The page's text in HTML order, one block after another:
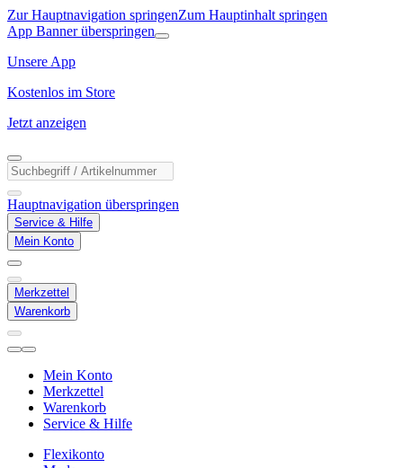
Zur Hauptnavigation springenZum Hauptinhalt springen
App Banner überspringen
Unsere App
Kostenlos im Store
Jetzt anzeigen
Hauptnavigation überspringen
Service & Hilfe
Mein Konto
Merkzettel
Warenkorb
Mein Konto
Merkzettel
Warenkorb
Service & Hilfe
Flexikonto